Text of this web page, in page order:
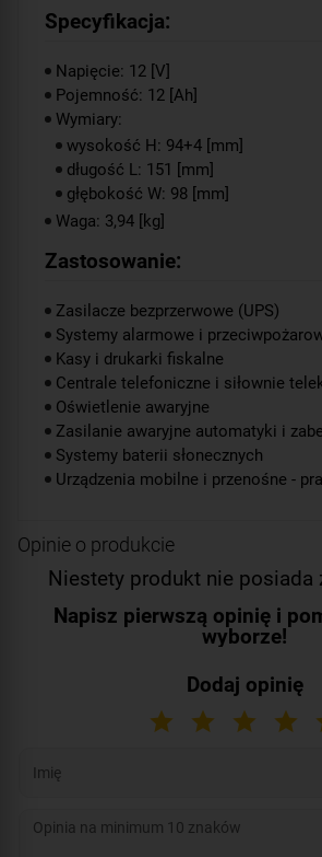
Specyfikacja:
Napięcie: 12 [V]
Pojemność: 12 [Ah]
Wymiary:
wysokość H: 94+4 [mm]
długość L: 151 [mm]
głębokość W: 98 [mm]
Waga: 3,94 [kg]
Zastosowanie:
Zasilacze bezprzerwowe (UPS)
Systemy alarmowe i
Kasy i drukarki fiskalne
Centrale telefoniczne i siłownie
Oświetlenie awaryjne
Zasilanie awaryjne automatyki i
Systemy baterii słonecznych
Urządzenia mobilne i przenośne -
Opinie o produkcie
Niestety produkt nie posiada
Napisz pierwszą opinię i
wyborze!
Dodaj opinię